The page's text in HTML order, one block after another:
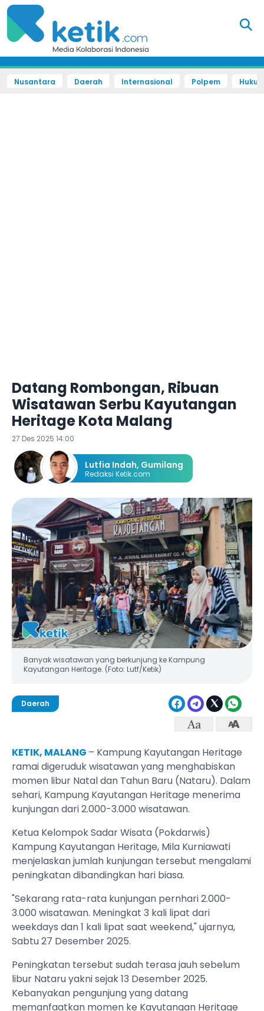
Nusantara Daerah Internasional Polpem
Datang Rombongan, Ribuan
Wisatawan Serbu Kayutangan
Heritage Kota Malang
27 Des 2025 14:00
Lutfia Indah, Gumilang
Redaksi Ketik.com
Banyak wisatawan yang berkunjung ke Kampung
Kayutangan Heritage. (Foto: Lutf/Ketik)
Daerah
KETIK, MALANG – Kampung Kayutangan Heritage
ramai digeruduk wisatawan yang menghabiskan
momen libur Natal dan Tahun Baru (Nataru). Dalam
sehari, Kampung Kayutangan Heritage menerima
kunjungan dari 2.000-3.000 wisatawan.
Ketua Kelompok Sadar Wisata (Pokdarwis)
Kampung Kayutangan Heritage, Mila Kurniawati
menjelaskan jumlah kunjungan tersebut mengalami
peningkatan dibandingkan hari biasa.
"Sekarang rata-rata kunjungan pernhari 2.000-
3.000 wisatawan. Meningkat 3 kali lipat dari
weekdays dan 1 kali lipat saat weekend," ujarnya,
Sabtu 27 Desember 2025.
Peningkatan tersebut sudah terasa jauh sebelum
libur Nataru yakni sejak 13 Desember 2025.
Kebanyakan pengunjung yang datang
memanfaatkan momen ke Kayutangan Heritage